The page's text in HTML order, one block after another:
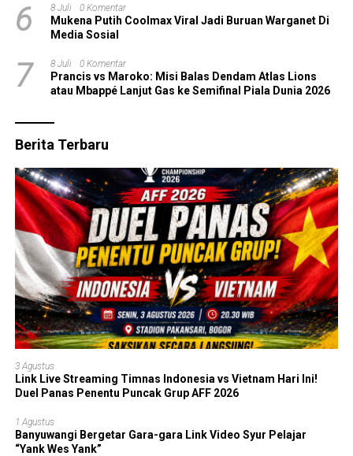
6 8 Juli 0 Komentar
Mukena Putih Coolmax Viral Jadi Buruan Warganet Di
Media Sosial
7 8 Juli 0 Komentar
Prancis vs Maroko: Misi Balas Dendam Atlas Lions
atau Mbappé Lanjut Gas ke Semifinal Piala Dunia 2026
Berita Terbaru
3 Agustus
Link Live Streaming Timnas Indonesia vs Vietnam Hari Ini!
Duel Panas Penentu Puncak Grup AFF 2026
1 Agustus
Banyuwangi Bergetar Gara-gara Link Video Syur Pelajar
“Yank Wes Yank”